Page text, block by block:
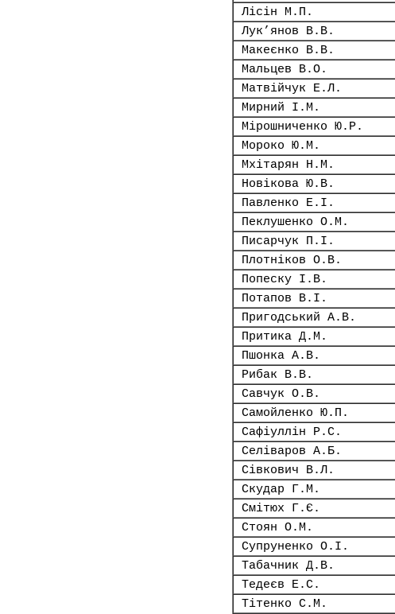
Лісін М.П.
Лук’янов В.В.
Макеєнко В.В.
Мальцев В.О.
Матвійчук Е.Л.
Мирний І.М.
Мірошниченко Ю.Р.
Мороко Ю.М.
Мхітарян Н.М.
Новікова Ю.В.
Павленко Е.І.
Пеклушенко О.М.
Писарчук П.І.
Плотніков О.В.
Попеску І.В.
Потапов В.І.
Пригодський А.В.
Притика Д.М.
Пшонка А.В.
Рибак В.В.
Савчук О.В.
Самойленко Ю.П.
Сафіуллін Р.С.
Селіваров А.Б.
Сівкович В.Л.
Скудар Г.М.
Смітюх Г.Є.
Стоян О.М.
Супруненко О.І.
Табачник Д.В.
Тедеєв Е.С.
Тітенко С.М.